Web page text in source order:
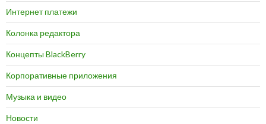
Интернет платежи
Колонка редактора
Концепты BlackBerry
Корпоративные приложения
Музыка и видео
Новости